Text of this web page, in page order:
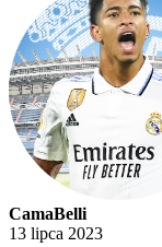
CamaBelli
13 lipca 2023